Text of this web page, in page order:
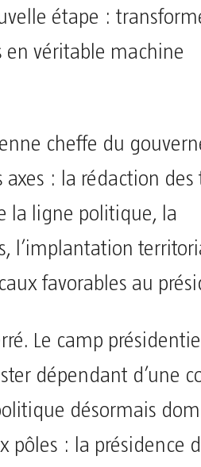
étape :
en véritable machine
cheffe du
: la rédaction des
la ligne politique, la
l’implantation
favorables au
Le camp
dépendant d’une
désormais
pôles : la présidence